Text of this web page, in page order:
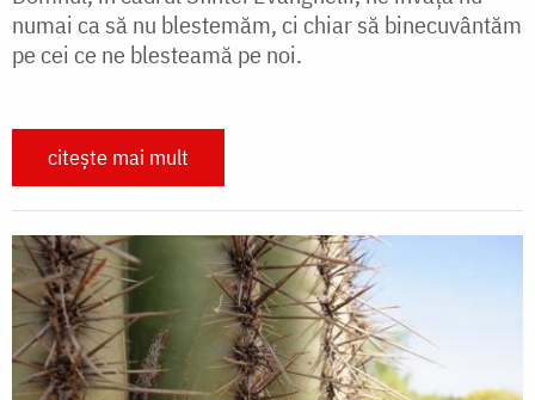
numai ca să nu blestemăm, ci chiar să binecuvântăm
pe cei ce ne blesteamă pe noi.
citește mai mult